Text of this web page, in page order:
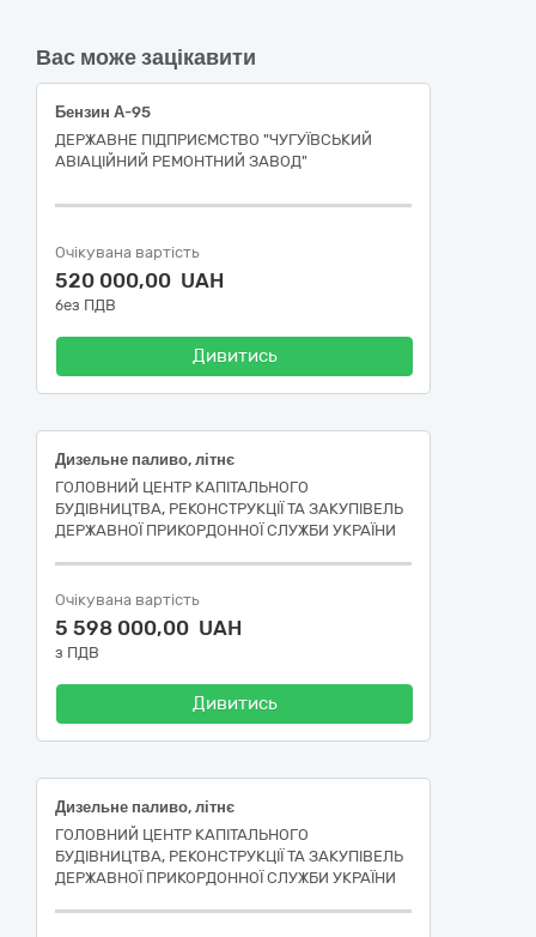
Вас може зацікавити
Бензин А-95
ДЕРЖАВНЕ ПІДПРИЄМСТВО "ЧУГУЇВСЬКИЙ
АВІАЦІЙНИЙ РЕМОНТНИЙ ЗАВОД"
Очікувана вартість
520 000,00 UAH
без ПДВ
Дивитись
Дизельне паливо, літнє
ГОЛОВНИЙ ЦЕНТР КАПІТАЛЬНОГО
БУДІВНИЦТВА, РЕКОНСТРУКЦІЇ ТА ЗАКУПІВЕЛЬ
ДЕРЖАВНОЇ ПРИКОРДОННОЇ СЛУЖБИ УКРАЇНИ
Очікувана вартість
5 598 000,00 UAH
з ПДВ
Дивитись
Дизельне паливо, літнє
ГОЛОВНИЙ ЦЕНТР КАПІТАЛЬНОГО
БУДІВНИЦТВА, РЕКОНСТРУКЦІЇ ТА ЗАКУПІВЕЛЬ
ДЕРЖАВНОЇ ПРИКОРДОННОЇ СЛУЖБИ УКРАЇНИ